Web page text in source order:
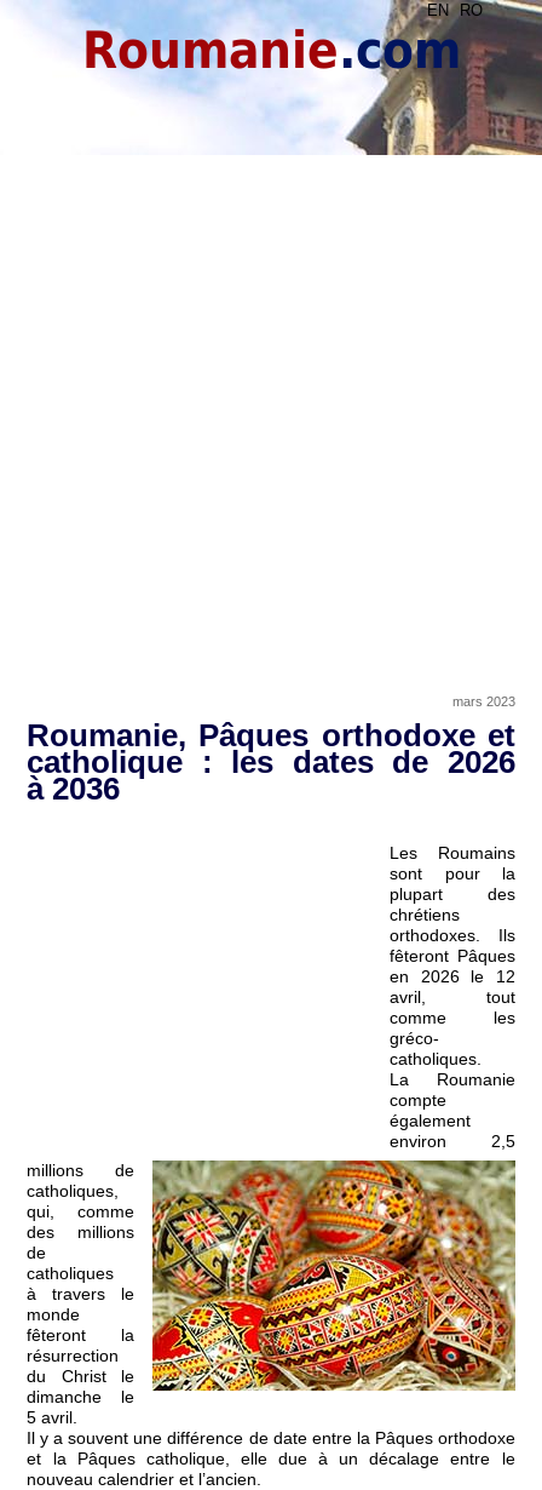
EN RO
Roumanie.com
mars 2023
Roumanie, Pâques orthodoxe et
catholique : les dates de 2026
à 2036
Les Roumains
sont pour la
plupart des
chrétiens
orthodoxes. Ils
fêteront Pâques
en 2026 le 12
avril, tout
comme les
gréco-
catholiques.
La Roumanie
compte
également
environ 2,5
millions de
catholiques,
qui, comme
des millions
de
catholiques
à travers le
monde
fêteront la
résurrection
du Christ le
dimanche le
5 avril.
Il y a souvent une différence de date entre la Pâques orthodoxe
et la Pâques catholique, elle due à un décalage entre le
nouveau calendrier et l’ancien.